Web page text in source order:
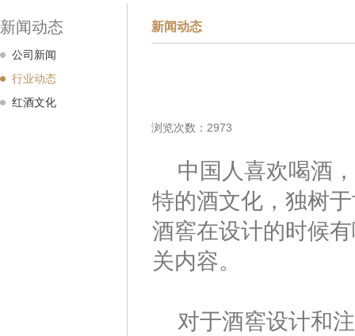
新闻动态
公司新闻
行业动态
红酒文化
新闻动态
浏览次数：2973
中国人喜欢喝酒，
特的酒文化，独树
酒窖在设计的时候
关内容。
对于酒窖设计和注